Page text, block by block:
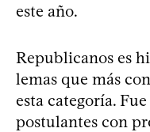
este año.
Republicanos es
lemas que más
esta categoría.
postulantes con